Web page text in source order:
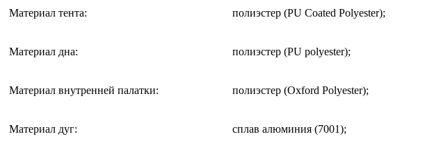
Материал тента: полиэстер (PU Coated Polyester);
Материал дна: полиэстер (PU polyester);
Материал внутренней палатки: полиэстер (Oxford Polyester);
Материал дуг: сплав алюминия (7001);